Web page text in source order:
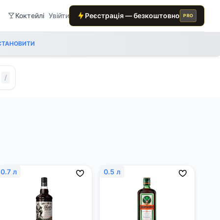
Коктейлі Увійти Реєстрація — безкоштовно PRO
/
0.7 л 0.5 л